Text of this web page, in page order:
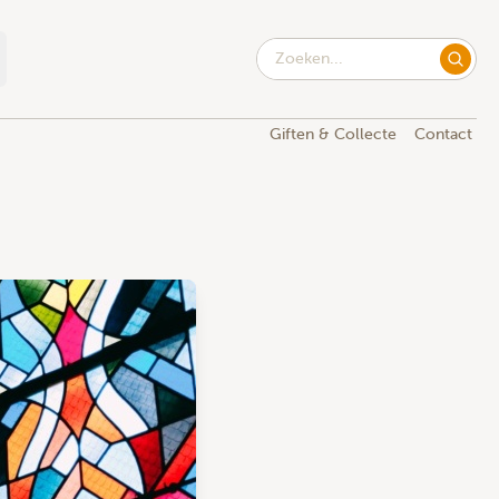
Giften & Collecte Contact